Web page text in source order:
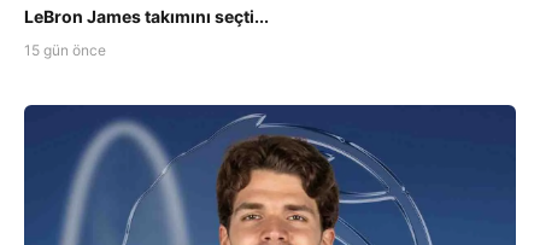
LeBron James takımını seçti...
15 gün önce